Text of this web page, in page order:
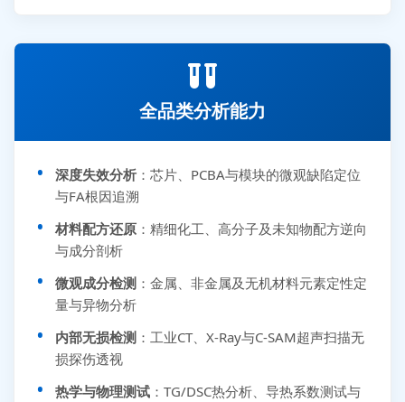
全品类分析能力
深度失效分析 ：芯片、PCBA与模块的微观缺陷定位
与FA根因追溯
材料配方还原 ：精细化工、高分子及未知物配方逆向
与成分剖析
微观成分检测 ：金属、非金属及无机材料元素定性定
量与异物分析
内部无损检测 ：工业CT、X-Ray与C-SAM超声扫描无
损探伤透视
热学与物理测试 ：TG/DSC热分析、导热系数测试与